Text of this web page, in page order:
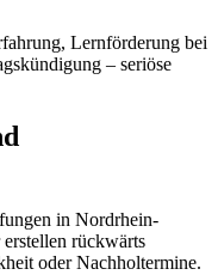
Lernförderung bei
– seriöse
in Nordrhein-
rückwärts
oder Nachholtermine.